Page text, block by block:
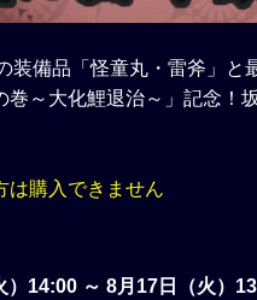
装備品「怪童丸・雷斧」と
巻～大化鯉退治～」記念！
購入できません
）14:00 ～ 8月17日（火）